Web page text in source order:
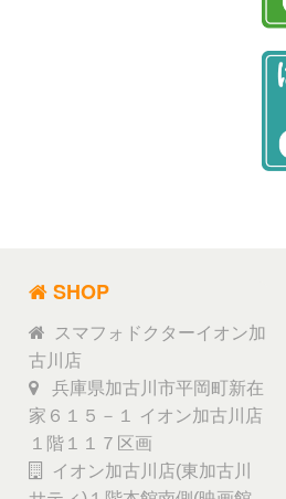
SHOP
スマフォドクターイオン加
古川店
兵庫県加古川市平岡町新在
家６１５－１ イオン加古川店
１階１１７区画
イオン加古川店(東加古川